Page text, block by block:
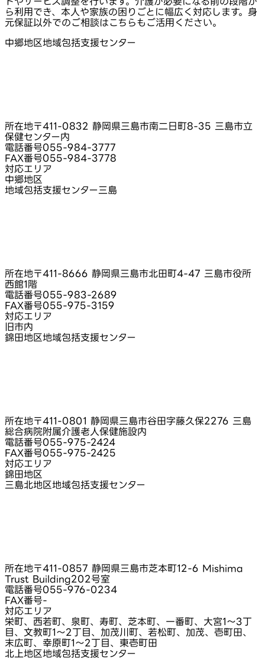
ら利用でき、本人や家族の困りごとに幅広く対応します。身
元保証以外でのご相談はこちらもご活用ください。
中郷地区地域包括支援センター
所在地〒411-0832 静岡県三島市南二日町8-35 三島市立
保健センター内
電話番号055-984-3777
FAX番号055-984-3778
対応エリア
中郷地区
地域包括支援センター三島
所在地〒411-8666 静岡県三島市北田町4-47 三島市役所
西館1階
電話番号055-983-2689
FAX番号055-975-3159
対応エリア
旧市内
錦田地区地域包括支援センター
所在地〒411-0801 静岡県三島市谷田字藤久保2276 三島
総合病院附属介護老人保健施設内
電話番号055-975-2424
FAX番号055-975-2425
対応エリア
錦田地区
三島北地区地域包括支援センター
所在地〒411-0857 静岡県三島市芝本町12-6 Mishima
Trust Building202号室
電話番号055-976-0234
FAX番号-
対応エリア
栄町、西若町、泉町、寿町、芝本町、一番町、大宮1〜3丁
目、文教町1〜2丁目、加茂川町、若松町、加茂、壱町田、
末広町、幸原町1〜2丁目、東壱町田
北上地区地域包括支援センター